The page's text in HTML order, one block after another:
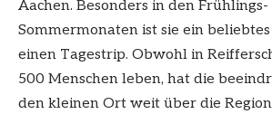
Aachen. Besonders in den
Sommermonaten ist sie ein
einen Tagestrip. Obwohl in
500 Menschen leben, hat die
den kleinen Ort weit über die